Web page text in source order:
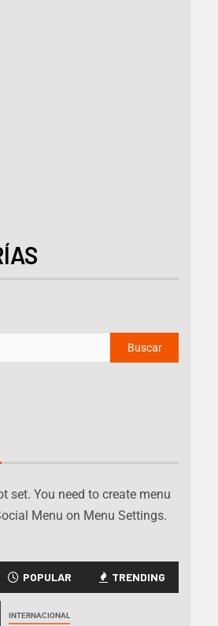
set. You need to create menu
Menu on Menu Settings.
POPULAR TRENDING
INTERNACIONAL